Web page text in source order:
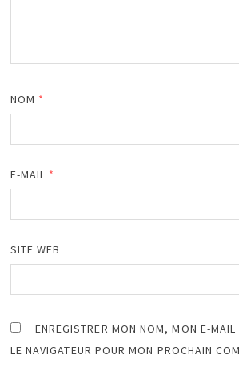
NOM *
E-MAIL *
SITE WEB
ENREGISTRER MON NOM, MON E-
LE NAVIGATEUR POUR MON PROCHAIN